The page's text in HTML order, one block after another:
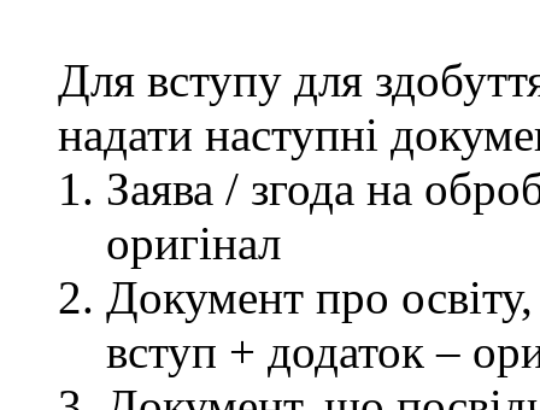
Для вступу для
надати наступні
Заява / згода на
оригінал
Документ про освіту,
вступ + додаток –